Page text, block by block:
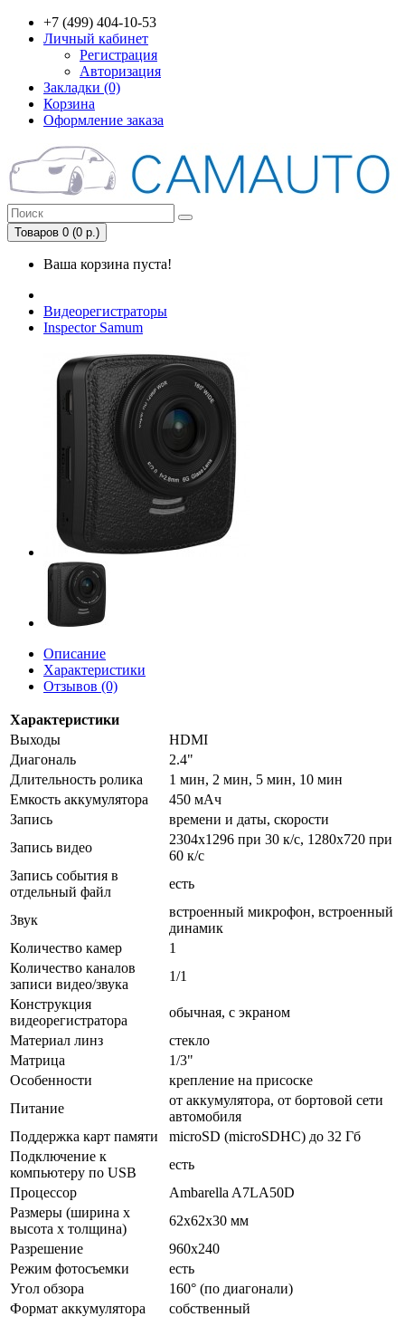
+7 (499) 404-10-53
Личный кабинет
Регистрация
Авторизация
Закладки (0)
Корзина
Оформление заказа
Товаров 0 (0 р.)
Ваша корзина пуста!
Видеорегистраторы
Inspector Samum
Описание
Характеристики
Отзывов (0)
Характеристики
Выходы
HDMI
Диагональ
2.4"
Длительность ролика
1 мин, 2 мин, 5 мин, 10 мин
Емкость аккумулятора
450 мАч
Запись
времени и даты, скорости
Запись видео
2304x1296 при 30 к/с, 1280x720 при
60 к/с
Запись события в
отдельный файл
есть
Звук
встроенный микрофон, встроенный
динамик
Количество камер
1
Количество каналов
записи видео/звука
1/1
Конструкция
видеорегистратора
обычная, с экраном
Материал линз
стекло
Матрица
1/3"
Особенности
крепление на присоске
Питание
от аккумулятора, от бортовой сети
автомобиля
Поддержка карт памяти
microSD (microSDHC) до 32 Гб
Подключение к
компьютеру по USB
есть
Процессор
Ambarella A7LA50D
Размеры (ширина x
высота x толщина)
62x62x30 мм
Разрешение
960x240
Режим фотосъемки
есть
Угол обзора
160° (по диагонали)
Формат аккумулятора
собственный